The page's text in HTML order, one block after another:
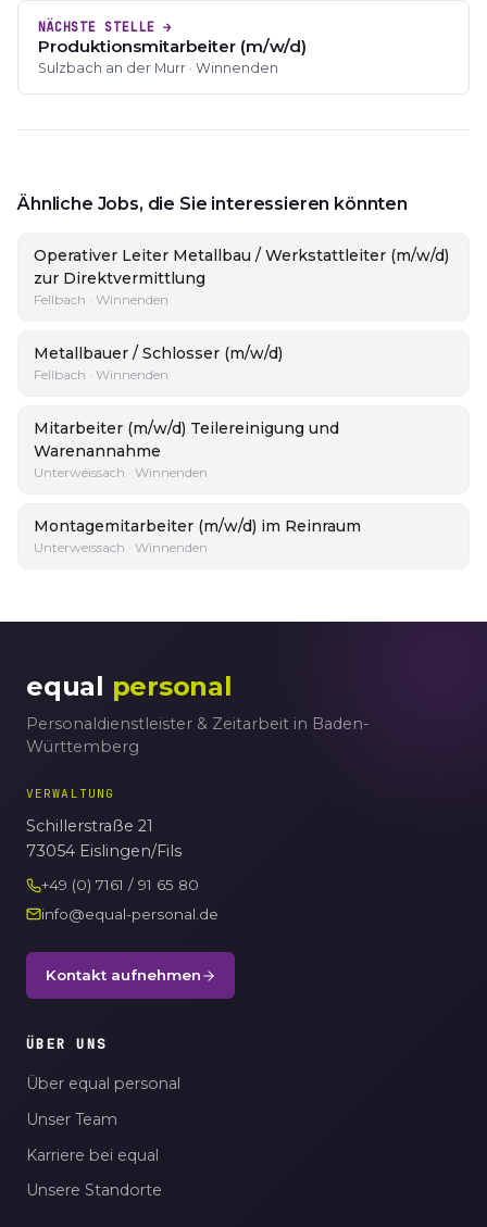
NÄCHSTE STELLE →
Produktionsmitarbeiter (m/w/d)
Sulzbach an der Murr · Winnenden
Ähnliche Jobs, die Sie interessieren könnten
Operativer Leiter Metallbau / Werkstattleiter (m/w/d)
zur Direktvermittlung
Fellbach · Winnenden
Metallbauer / Schlosser (m/w/d)
Fellbach · Winnenden
Mitarbeiter (m/w/d) Teilereinigung und
Warenannahme
Unterweissach · Winnenden
Montagemitarbeiter (m/w/d) im Reinraum
Unterweissach · Winnenden
equal personal
Personaldienstleister & Zeitarbeit in Baden-
Württemberg
VERWALTUNG
Schillerstraße 21
73054 Eislingen/Fils
+49 (0) 7161 / 91 65 80
info@equal-personal.de
Kontakt aufnehmen
ÜBER UNS
Über equal personal
Unser Team
Karriere bei equal
Unsere Standorte